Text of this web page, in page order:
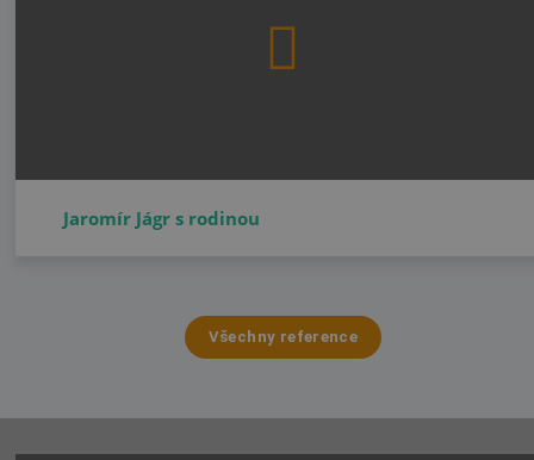
Jaromír Jágr s rodinou
Všechny reference